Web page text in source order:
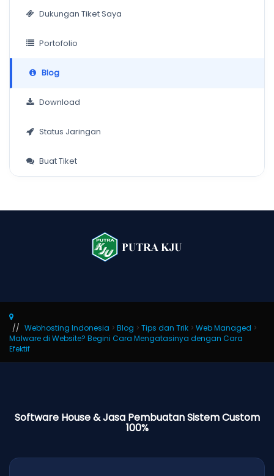
Dukungan Tiket Saya
Portofolio
Blog
Download
Status Jaringan
Buat Tiket
Webhosting Indonesia > Blog > Tips dan Trik > Web Managed >
Malware di Website? Begini Cara Mengatasinya dengan Cara
Efektif
Software House & Jasa Pembuatan Sistem Custom
100%